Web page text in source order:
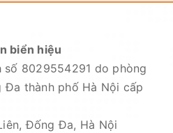
biển hiệu
8029554291 do phòng
Đa thành phố Hà Nội cấp
Đống Đa, Hà Nội